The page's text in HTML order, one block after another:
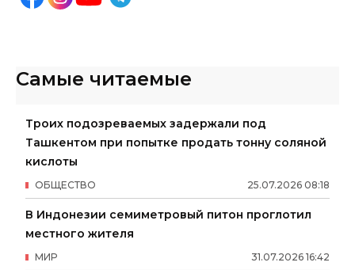
Самые читаемые
Троих подозреваемых задержали под
Ташкентом при попытке продать тонну соляной
кислоты
25.07.2026 08:18
ОБЩЕСТВО
В Индонезии семиметровый питон проглотил
местного жителя
31.07.2026 16:42
МИР